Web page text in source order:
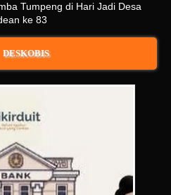
Tumpeng di Hari Jadi Desa
ke 83
DESKOBIS